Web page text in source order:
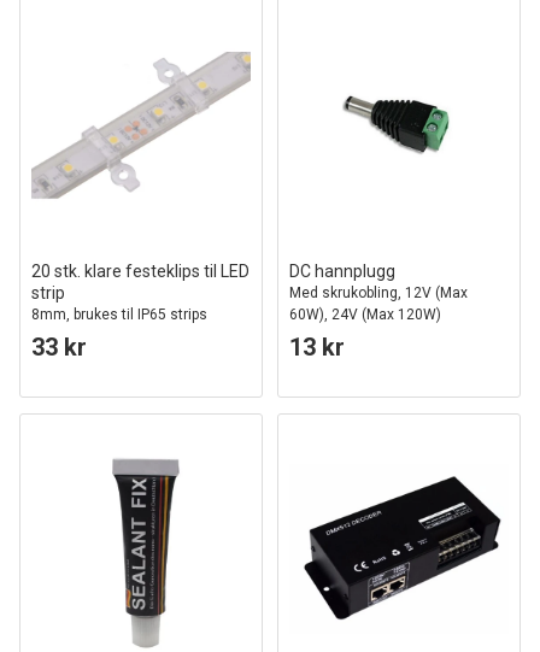
20 stk. klare festeklips til LED
strip
8mm, brukes til IP65 strips
33 kr
DC hannplugg
Med skrukobling, 12V (Max
60W), 24V (Max 120W)
13 kr